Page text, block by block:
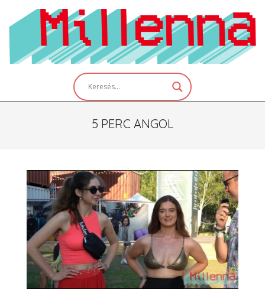
content
5 PERC ANGOL